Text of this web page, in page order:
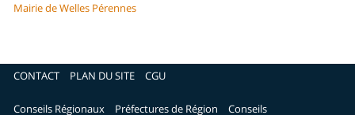
Mairie de Welles Pérennes
CONTACT PLAN DU SITE CGU
Conseils Régionaux Préfectures de Région Conseils